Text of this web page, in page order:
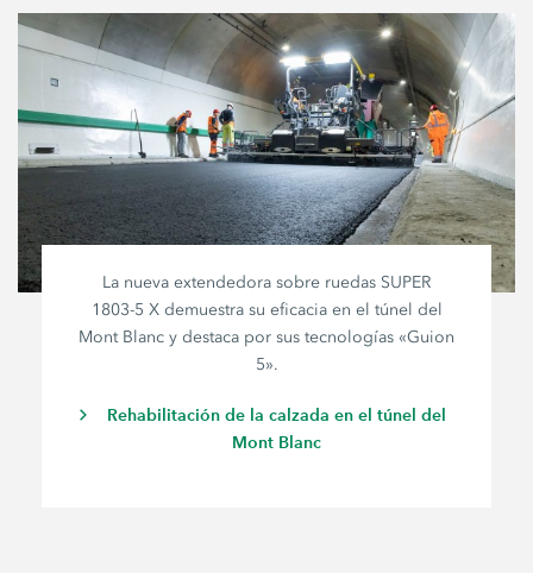
La nueva extendedora sobre ruedas SUPER
1803-5 Xdemuestra su eficacia en el túnel del
Mont Blanc y destaca por sus tecnologías «Guion
5».
Rehabilitación de la calzada en el túnel del
Mont Blanc